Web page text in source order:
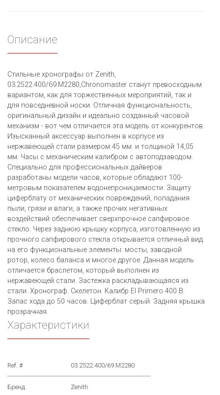
Описание
Стильные хронографы от Zenith,
03.2522.400/69.M2280,Chronomaster станут превосходным
вариантом, как для торжественных мероприятий, так и
для повседневной носки. Отличная функциональность,
оригинальный дизайн и идеально созданный часовой
механизм - вот чем отличается эта модель от конкурентов.
Изысканный аксессуар выполнен в корпусе из
нержавеющей стали размером 45 мм. и толщиной 14,05
мм. Часы с механическим калибром с автоподзаводом.
Специально для профессиональных дайверов
разработаны модели часов, которые обладают 100-
метровым показателем водонепроницаемости. Защиту
циферблату от механических повреждений, попадания
пыли, грязи и влаги, а также прочих негативных
воздействий обеспечивает сверхпрочное сапфировое
стекло. Через заднюю крышку корпуса, изготовленную из
прочного сапфирового стекла открывается отличный вид
на его функциональные элементы: мосты, заводной
ротор, колесо баланса и многое другое. Данная модель
отличается браслетом, который выполнен из
нержавеющей стали. Застежка раскладывающаяся из
стали. Хронограф. Скелетон. Калибр El Primero 400 B.
Запас хода до 50 часов. Циферблат серый. Задняя крышка
прозрачная.
Характеристики
Ref. # 03.2522.400/69.M2280
Бренд Zenith